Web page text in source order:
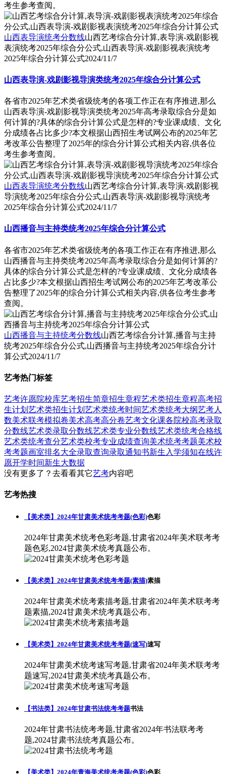
考生参考查阅。
山西表导演统考分数线山西艺考综合分计算,表导演-戏剧影视
表演统考2025年综合分公式,山西表导演-戏剧影视表演统考
2025年综合分计算公式2024/11/7
山西表导演-戏剧影视导演类统考2025年综合分计算公式
各省市2025年艺术类省级统考的各项工作正在有序推进,那么
山西表导演-戏剧影视导演类统考2025年高考录取综合分是如
何计算的?具体的综合分计算公式是怎样的?专业课成绩、文化
分成绩各占比多少?本文根据山西招生考试网公布的2025年艺
考改革公告整理了2025年的综合分计算公式相关内容,供各位
考生参考查阅。
山西表导演统考分数线山西艺考综合分计算,表导演-戏剧影视
导演统考2025年综合分公式,山西表导演-戏剧影视导演统考
2025年综合分计算公式2024/11/7
山西播音与主持类统考2025年综合分计算公式
各省市2025年艺术类省级统考的各项工作正在有序推进,那么
山西播音与主持类统考2025年高考录取综合分是如何计算的?
具体的综合分计算公式是怎样的?专业课成绩、文化分成绩各
占比多少?本文根据山西招生考试网公布的2025年艺考改革公
告整理了2025年的综合分计算公式相关内容,供各位考生参考
查阅。
山西播音与主持统考分数线山西艺考综合分计算,播音与主持
统考2025年综合分公式,山西播音与主持统考2025年综合分计
算公式2024/11/7
艺考热门标签
艺考许愿院校库艺考招生简章招生章程艺术类招生章程高考招
生计划 艺术类招生计划 艺术类统考时间艺术类统考大纲艺考人
数美术联考模拟卷美术高考高分卷艺考文化课各院校高考录取
分数线艺术类录取分数线艺术类专业分数线艺术类统考合格线
艺术类统考查分艺术类校考专业成绩查询美术统考考题美术校
考考题画室排名大全录取查询录取通知书新生入学须知在线许
愿开学时间新生大数据
没有更多了？去看看其它艺考内容吧
艺考热搜
【美术类】2024年甘肃美术统考考题(色彩)色彩
2024年甘肃美术统考色彩考题,甘肃省2024年美术联考考
题色彩,2024甘肃美术统考真题公布。
【美术类】2024年甘肃美术统考考题(素描)素描
2024年甘肃美术统考素描考题,甘肃省2024年美术联考考
题素描,2024甘肃美术统考真题公布。
【美术类】2024年甘肃美术统考考题(速写)速写
2024年甘肃美术统考速写考题,甘肃省2024年美术联考考
题速写,2024甘肃美术统考真题公布。
【书法类】2024年甘肃书法统考考题书法
2024年甘肃书法统考考题,甘肃省2024年书法联考考
题,2024甘肃书法统考真题公布。
【美术类】2024年青海美术统考考题(色彩)色彩